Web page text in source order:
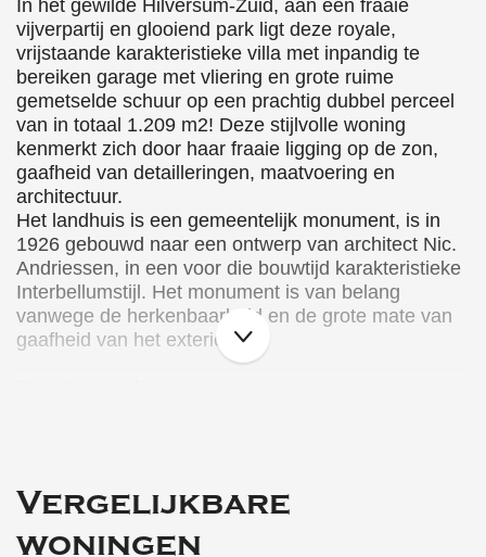
In het gewilde Hilversum-Zuid, aan een fraaie
vijverpartij en glooiend park ligt deze royale,
vrijstaande karakteristieke villa met inpandig te
bereiken garage met vliering en grote ruime
gemetselde schuur op een prachtig dubbel perceel
van in totaal 1.209 m2! Deze stijlvolle woning
kenmerkt zich door haar fraaie ligging op de zon,
gaafheid van detailleringen, maatvoering en
architectuur.
Het landhuis is een gemeentelijk monument, is in
1926 gebouwd naar een ontwerp van architect Nic.
Andriessen, in een voor die bouwtijd karakteristieke
Interbellumstijl. Het monument is van belang
vanwege de herkenbaarheid en de grote mate van
gaafheid van het exterieur.
• keuken met sfeervolle eetruimte
Vergelijkbare
woningen